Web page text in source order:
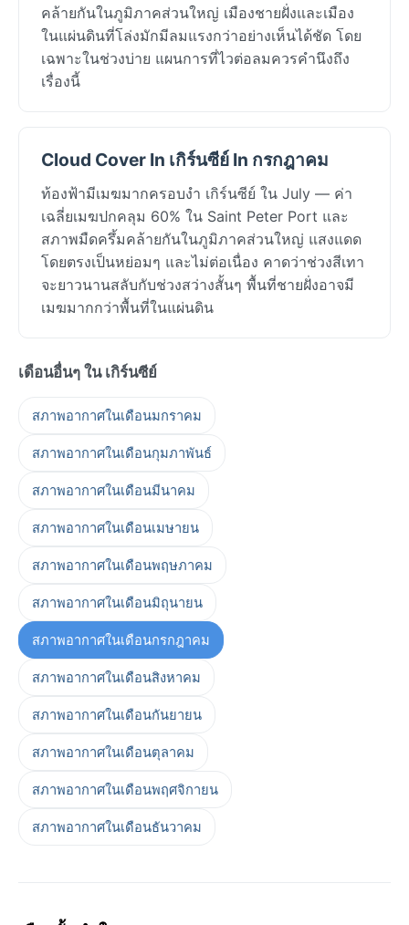
คล้ายกันในภูมิภาคส่วนใหญ่ เมืองชายฝั่งและเมือง
ในแผ่นดินที่โล่งมักมีลมแรงกว่าอย่างเห็นได้ชัด โดย
เฉพาะในช่วงบ่าย แผนการที่ไวต่อลมควรคำนึงถึง
เรื่องนี้
Cloud Cover In เกิร์นซีย์ In กรกฎาคม
ท้องฟ้ามีเมฆมากครอบงำ เกิร์นซีย์ ใน July — ค่า
เฉลี่ยเมฆปกคลุม 60% ใน Saint Peter Port และ
สภาพมืดครึ้มคล้ายกันในภูมิภาคส่วนใหญ่ แสงแดด
โดยตรงเป็นหย่อมๆ และไม่ต่อเนื่อง คาดว่าช่วงสีเทา
จะยาวนานสลับกับช่วงสว่างสั้นๆ พื้นที่ชายฝั่งอาจมี
เมฆมากกว่าพื้นที่ในแผ่นดิน
เดือนอื่นๆ ใน เกิร์นซีย์
สภาพอากาศในเดือนมกราคม
สภาพอากาศในเดือนกุมภาพันธ์
สภาพอากาศในเดือนมีนาคม
สภาพอากาศในเดือนเมษายน
สภาพอากาศในเดือนพฤษภาคม
สภาพอากาศในเดือนมิถุนายน
สภาพอากาศในเดือนกรกฎาคม
สภาพอากาศในเดือนสิงหาคม
สภาพอากาศในเดือนกันยายน
สภาพอากาศในเดือนตุลาคม
สภาพอากาศในเดือนพฤศจิกายน
สภาพอากาศในเดือนธันวาคม